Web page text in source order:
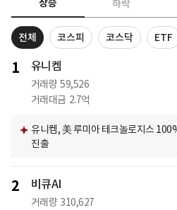
상승 하락
전체 코스피 코스닥 ETF
1 유니켐
거래량 59,526
거래대금 2.7억
유니켐, 美 루미아 테크놀로지스
진출
2 비큐AI
거래량 310,627